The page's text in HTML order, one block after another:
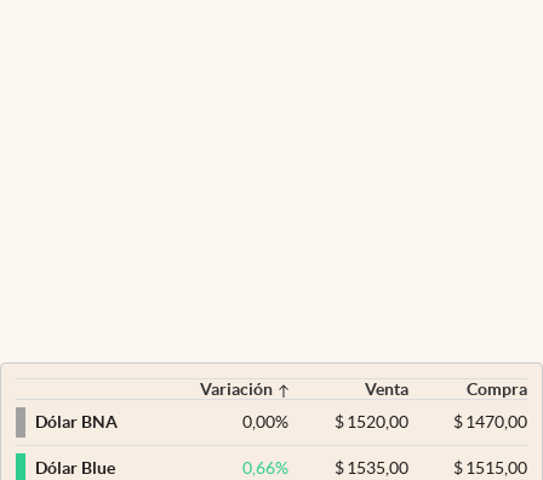
Variación Venta
Compra
Dólar BNA
0,00% $ 1520,00 $1470,00
Dólar Blue 0,66% $ 1535,00 $1515,00